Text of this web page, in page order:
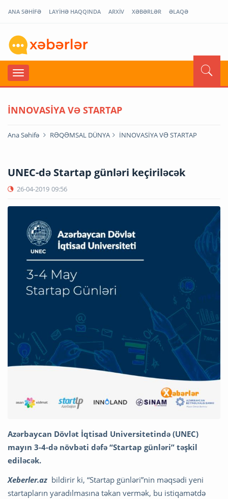
ANA SƏHİFƏ LAYİHƏ HAQQINDA ARXİV XƏBƏRLƏR ƏLAQƏ
İNNOVASİYA VƏ STARTAP
Ana Səhifə RƏQƏMSAL DÜNYA İNNOVASİYA VƏ STARTAP
UNEC-də Startap günləri keçiriləcək
26-04-2019 09:56
Azərbaycan Dövlət İqtisad Universitetində (UNEC)
mayın 3-4-də növbəti dəfə “Startap günləri” təşkil
ediləcək.
Xeberler.az bildirir ki, “Startap günləri”nin məqsədi yeni
startapların yaradılmasına təkan vermək, bu istiqamətdə